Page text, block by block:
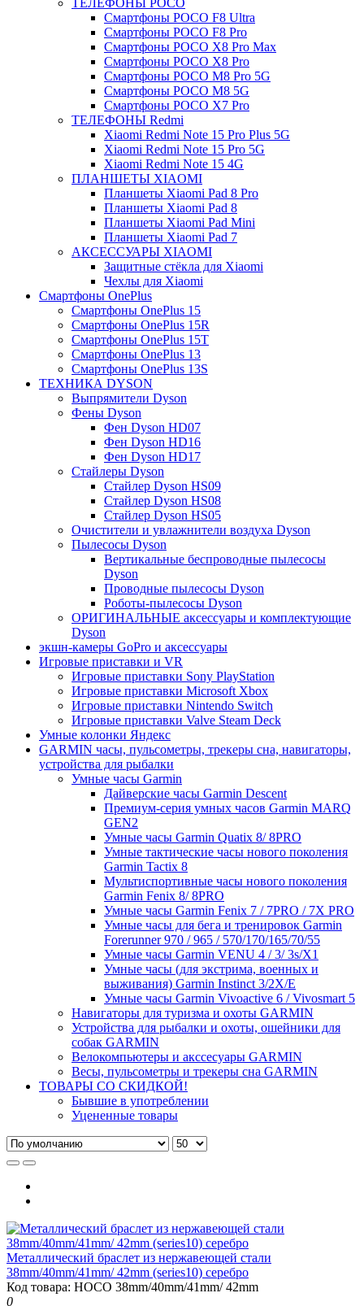
Смартфоны POCO F8 Ultra
Смартфоны POCO F8 Pro
Смартфоны POCO X8 Pro Max
Смартфоны POCO X8 Pro
Смартфоны POCO M8 Pro 5G
Смартфоны POCO M8 5G
Смартфоны POCO X7 Pro
ТЕЛЕФОНЫ Redmi
Xiaomi Redmi Note 15 Pro Plus 5G
Xiaomi Redmi Note 15 Pro 5G
Xiaomi Redmi Note 15 4G
ПЛАНШЕТЫ XIAOMI
Планшеты Xiaomi Pad 8 Pro
Планшеты Xiaomi Pad 8
Планшеты Xiaomi Pad Mini
Планшеты Xiaomi Pad 7
АКСЕССУАРЫ XIAOMI
Защитные стёкла для Xiaomi
Чехлы для Xiaomi
Смартфоны OnePlus
Смартфоны OnePlus 15
Смартфоны OnePlus 15R
Смартфоны OnePlus 15T
Смартфоны OnePlus 13
Смартфоны OnePlus 13S
ТЕХНИКА DYSON
Выпрямители Dyson
Фены Dyson
Фен Dyson HD07
Фен Dyson HD16
Фен Dyson HD17
Стайлеры Dyson
Стайлер Dyson HS09
Стайлер Dyson HS08
Стайлер Dyson HS05
Очистители и увлажнители воздуха Dyson
Пылесосы Dyson
Вертикальные беспроводные пылесосы
Dyson
Проводные пылесосы Dyson
Роботы-пылесосы Dyson
ОРИГИНАЛЬНЫЕ аксессуары и комплектующие
Dyson
экшн-камеры GoPro и аксессуары
Игровые приставки и VR
Игровые приставки Sony PlayStation
Игровые приставки Microsoft Xbox
Игровые приставки Nintendo Switch
Игровые приставки Valve Steam Deck
Умные колонки Яндекс
GARMIN часы, пульсометры, трекеры сна, навигаторы,
устройства для рыбалки
Умные часы Garmin
Дайверские часы Garmin Descent
Премиум-серия умных часов Garmin MARQ
GEN2
Умные часы Garmin Quatix 8/ 8PRO
Умные тактические часы нового поколения
Garmin Tactix 8
Мультиспортивные часы нового поколения
Garmin Fenix 8/ 8PRO
Умные часы Garmin Fenix 7 / 7PRO / 7X PRO
Умные часы для бега и тренировок Garmin
Forerunner 970 / 965 / 570/170/165/70/55
Умные часы Garmin VENU 4 / 3/ 3s/X1
Умные часы (для экстрима, военных и
выживания) Garmin Instinct 3/2X/E
Умные часы Garmin Vivoactive 6 / Vivosmart 5
Навигаторы для туризма и охоты GARMIN
Устройства для рыбалки и охоты, ошейники для
собак GARMIN
Велокомпьютеры и акссесуары GARMIN
Весы, пульсометры и трекеры сна GARMIN
ТОВАРЫ СО СКИДКОЙ!
Бывшие в употреблении
Уцененные товары
Металлический браслет из нержавеющей стали
38mm/40mm/41mm/ 42mm (series10) серебро
Код товара: HOCO 38mm/40mm/41mm/ 42mm
0